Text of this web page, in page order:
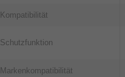
Kompatibilität
Schutzfunktion
Markenkompatibilität